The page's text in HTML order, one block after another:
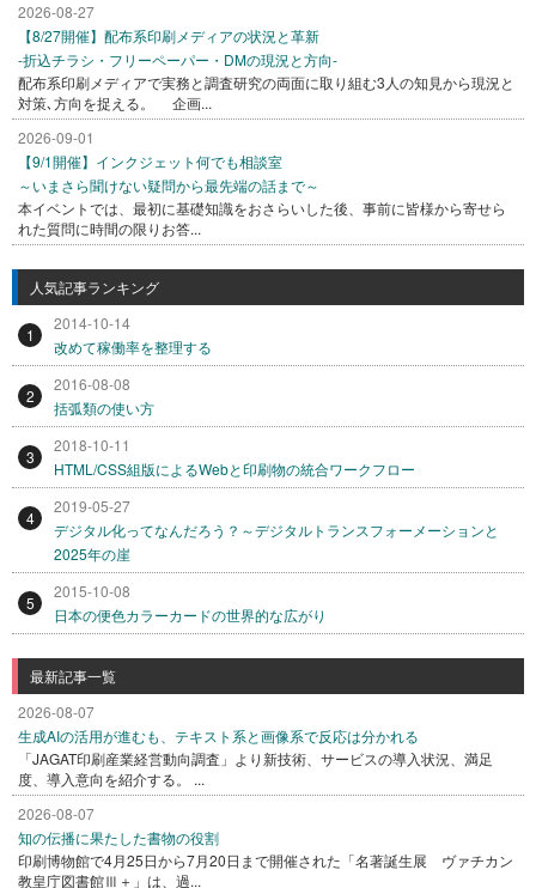
2026-08-27
【8/27開催】配布系印刷メディアの状況と革新
-折込チラシ・フリーペーパー・DMの現況と方向-
配布系印刷メディアで実務と調査研究の両面に取り組む3人の知見から現況と
対策､方向を捉える。 企画...
2026-09-01
【9/1開催】インクジェット何でも相談室
～いまさら聞けない疑問から最先端の話まで～
本イベントでは、最初に基礎知識をおさらいした後、事前に皆様から寄せら
れた質問に時間の限りお答...
人気記事ランキング
1
2014-10-14
改めて稼働率を整理する
2
2016-08-08
括弧類の使い方
3
2018-10-11
HTML/CSS組版によるWebと印刷物の統合ワークフロー
4
2019-05-27
デジタル化ってなんだろう？～デジタルトランスフォーメーションと
2025年の崖
5
2015-10-08
日本の便色カラーカードの世界的な広がり
最新記事一覧
2026-08-07
生成AIの活用が進むも、テキスト系と画像系で反応は分かれる
「JAGAT印刷産業経営動向調査」より新技術、サービスの導入状況、満足
度、導入意向を紹介する。 ...
2026-08-07
知の伝播に果たした書物の役割
印刷博物館で4月25日から7月20日まで開催された「名著誕生展 ヴァチカン
教皇庁図書館Ⅲ＋」は、過...